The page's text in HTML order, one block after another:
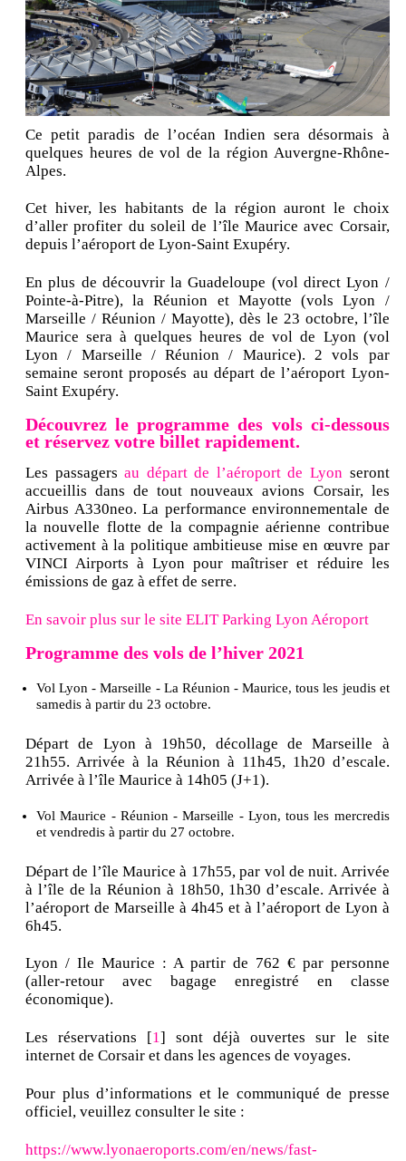
Ce petit paradis de l’océan Indien sera désormais à
quelques heures de vol de la région Auvergne-Rhône-
Alpes.
Cet hiver, les habitants de la région auront le choix
d’aller profiter du soleil de l’île Maurice avec Corsair,
depuis l’aéroport de Lyon-Saint Exupéry.
En plus de découvrir la Guadeloupe (vol direct Lyon /
Pointe-à-Pitre), la Réunion et Mayotte (vols Lyon /
Marseille / Réunion / Mayotte), dès le 23 octobre, l’île
Maurice sera à quelques heures de vol de Lyon (vol
Lyon / Marseille / Réunion / Maurice). 2 vols par
semaine seront proposés au départ de l’aéroport Lyon-
Saint Exupéry.
Découvrez le programme des vols ci-dessous
et réservez votre billet rapidement.
Les passagersau départ de l’aéroport de Lyon seront
accueillis dans de tout nouveaux avions Corsair, les
Airbus A330neo. La performance environnementale de
la nouvelle flotte de la compagnie aérienne contribue
activement à la politique ambitieuse mise en œuvre par
VINCI Airports à Lyon pour maîtriser et réduire les
émissions de gaz à effet de serre.
En savoir plus sur le site ELIT Parking Lyon Aéroport
Programme des vols de l’hiver 2021
Vol Lyon - Marseille - La Réunion - Maurice, tous les jeudis et
samedis à partir du 23 octobre.
Départ de Lyon à 19h50, décollage de Marseille à
21h55. Arrivée à la Réunion à 11h45, 1h20 d’escale.
Arrivée à l’île Maurice à 14h05 (J+1).
Vol Maurice - Réunion - Marseille - Lyon, tous les mercredis
et vendredis à partir du 27 octobre.
Départ de l’île Maurice à 17h55, par vol de nuit. Arrivée
à l’île de la Réunion à 18h50, 1h30 d’escale. Arrivée à
l’aéroport de Marseille à 4h45 et à l’aéroport de Lyon à
6h45.
Lyon / Ile Maurice : A partir de 762 € par personne
(aller-retour avec bagage enregistré en classe
économique).
Les réservations [1] sont déjà ouvertes sur le site
internet de Corsair et dans les agences de voyages.
Pour plus d’informations et le communiqué de presse
officiel, veuillez consulter le site :
https://www.lyonaeroports.com/en/news/fast-